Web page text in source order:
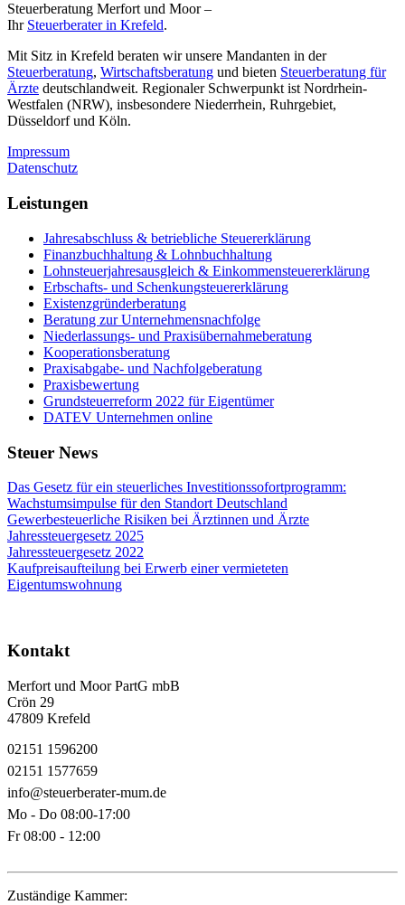
Steuerberatung Merfort und Moor –
Ihr Steuerberater in Krefeld.
Mit Sitz in Krefeld beraten wir unsere Mandanten in der
Steuerberatung, Wirtschaftsberatung und bieten Steuerberatung für
Ärzte deutschlandweit. Regionaler Schwerpunkt ist Nordrhein-
Westfalen (NRW), insbesondere Niederrhein, Ruhrgebiet,
Düsseldorf und Köln.
Impressum
Datenschutz
Leistungen
Jahresabschluss & betriebliche Steuererklärung
Finanzbuchhaltung & Lohnbuchhaltung
Lohnsteuerjahresausgleich & Einkommensteuererklärung
Erbschafts- und Schenkungsteuererklärung
Existenzgründerberatung
Beratung zur Unternehmensnachfolge
Niederlassungs- und Praxisübernahmeberatung
Kooperationsberatung
Praxisabgabe- und Nachfolgeberatung
Praxisbewertung
Grundsteuerreform 2022 für Eigentümer
DATEV Unternehmen online
Steuer News
Das Gesetz für ein steuerliches Investitionssofortprogramm:
Wachstumsimpulse für den Standort Deutschland
Gewerbesteuerliche Risiken bei Ärztinnen und Ärzte
Jahressteuergesetz 2025
Jahressteuergesetz 2022
Kaufpreisaufteilung bei Erwerb einer vermieteten
Eigentumswohnung
Kontakt
Merfort und Moor PartG mbB
Crön 29
47809 Krefeld
02151 1596200
02151 1577659
info@steuerberater-mum.de
Mo - Do 08:00-17:00
Fr 08:00 - 12:00
Zuständige Kammer: